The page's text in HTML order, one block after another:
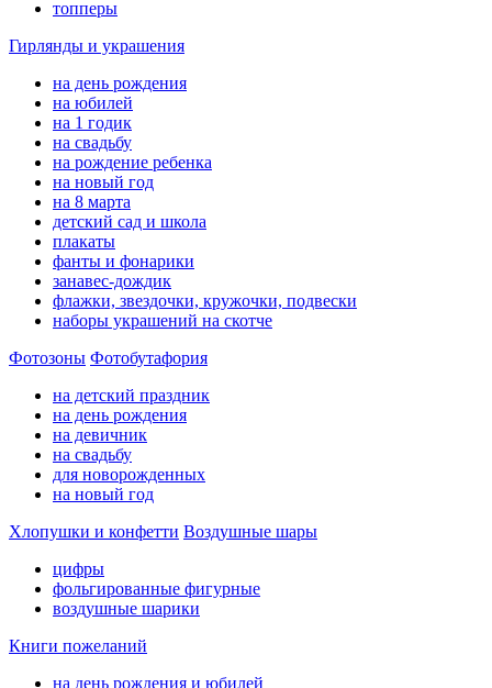
топперы
Гирлянды и украшения
на день рождения
на юбилей
на 1 годик
на свадьбу
на рождение ребенка
на новый год
на 8 марта
детский сад и школа
плакаты
фанты и фонарики
занавес-дождик
флажки, звездочки, кружочки, подвески
наборы украшений на скотче
Фотозоны Фотобутафория
на детский праздник
на день рождения
на девичник
на свадьбу
для новорожденных
на новый год
Хлопушки и конфетти Воздушные шары
цифры
фольгированные фигурные
воздушные шарики
Книги пожеланий
на день рождения и юбилей